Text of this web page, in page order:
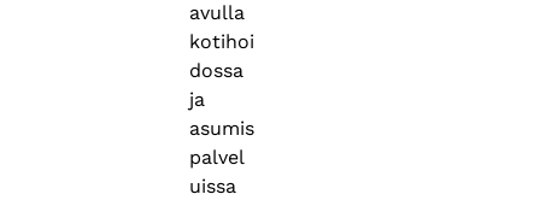
avulla
kotihoi
dossa
ja
asumis
palvel
uissa